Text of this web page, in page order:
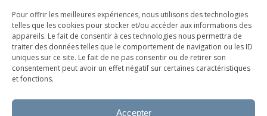
Pour offrir les meilleures expériences, nous utilisons des technologies
telles que les cookies pour stocker et/ou accéder aux informations des
appareils. Le fait de consentir à ces technologies nous permettra de
traiter des données telles que le comportement de navigation ou les ID
uniques sur ce site. Le fait de ne pas consentir ou de retirer son
consentement peut avoir un effet négatif sur certaines caractéristiques
et fonctions.
Accepter
IN SHORT
Our organization does not spread any political nor
religious ideology. Our only goal is to help people in
need, whoever they are and wherever they come